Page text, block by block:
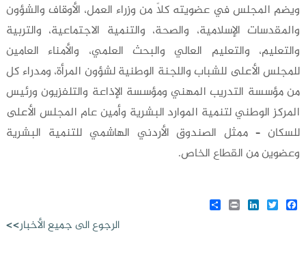
ويضم المجلس في عضويته كلاً من وزراء العمل، الأوقاف والشؤون
والمقدسات الإسلامية، والصحة، والتنمية الاجتماعية، والتربية
والتعليم، والتعليم العالي والبحث العلمي، والأمناء العامين
للمجلس الأعلى للشباب واللجنة الوطنية لشؤون المرأة، ومدراء كل
من مؤسسة التدريب المهني ومؤسسة الإذاعة والتلفزيون ورئيس
المركز الوطني لتنمية الموارد البشرية وأمين عام المجلس الأعلى
للسكان – ممثل الصندوق الأردني الهاشمي للتنمية البشرية
وعضوين من القطاع الخاص.
Facebook
Twitter
LinkedIn
Print
الرجوع الى جميع الأخبار>>